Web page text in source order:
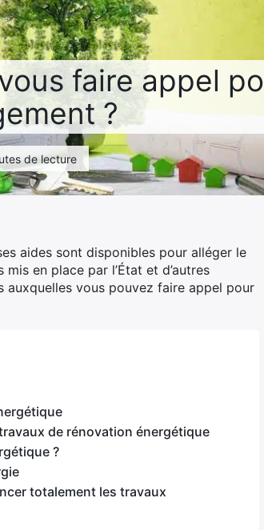
faire appel
?
de lecture
aides sont disponibles pour alléger le
en place par l’État et d’autres
auxquelles vous pouvez faire appel pour
de rénovation énergétique
?
totalement les travaux